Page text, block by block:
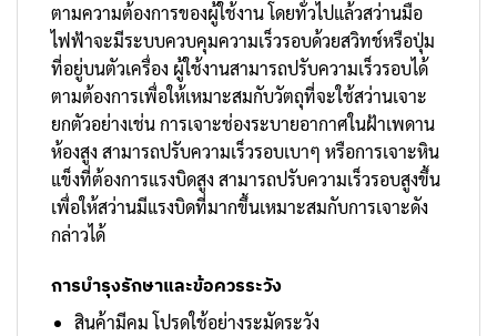
ตามความต้องการของผู้ใช้งาน โดยทั่วไปแล้วสว่านมือ
ไฟฟ้าจะมีระบบควบคุมความเร็วรอบด้วยสวิทช์หรือปุ่ม
ที่อยู่บนตัวเครื่อง ผู้ใช้งานสามารถปรับความเร็วรอบได้
ตามต้องการเพื่อให้เหมาะสมกับวัตถุที่จะใช้สว่านเจาะ
ยกตัวอย่างเช่น การเจาะช่องระบายอากาศในฝ้าเพดาน
ห้องสูง สามารถปรับความเร็วรอบเบาๆ หรือการเจาะหิน
แข็งที่ต้องการแรงบิดสูง สามารถปรับความเร็วรอบสูงขึ้น
เพื่อให้สว่านมีแรงบิดที่มากขึ้นเหมาะสมกับการเจาะดัง
กล่าวได้
การบำรุงรักษาและข้อควรระวัง
สินค้ามีคม โปรดใช้อย่างระมัดระวัง